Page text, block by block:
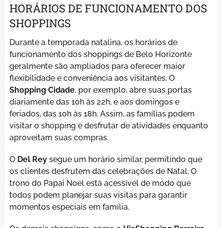
HORÁRIOS DE FUNCIONAMENTO DOS
SHOPPINGS
Durante a temporada natalina, os horários de
funcionamento dos shoppings de Belo Horizonte
geralmente são ampliados para oferecer maior
flexibilidade e conveniência aos visitantes. O
Shopping Cidade, por exemplo, abre suas portas
diariamente das 10h às 22h, e aos domingos e
feriados, das 10h às 18h. Assim, as famílias podem
visitar o shopping e desfrutar de atividades enquanto
aproveitam suas compras.
O Del Reysegue um horário similar, permitindo que
os clientes desfrutem das celebrações de Natal. O
trono do Papai Noel está acessível de modo que
todos podem planejar suas visitas para garantir
momentos especiais em família.